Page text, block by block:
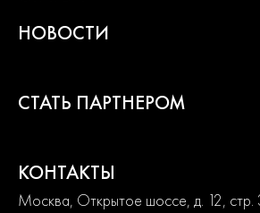
НОВОСТИ
СТАТЬ ПАРТНЕРОМ
КОНТАКТЫ
Москва, Открытое шоссе, д. 12, стр.